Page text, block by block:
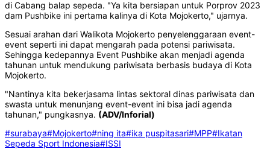
di Cabang balap sepeda. "Ya kita bersiapan untuk Porprov 2023
dam Pushbike ini pertama kalinya di Kota Mojokerto," ujarnya.
Sesuai arahan dari Walikota Mojokerto penyelenggaraan event-
event seperti ini dapat mengarah pada potensi pariwisata.
Sehingga kedepannya Event Pushbike akan menjadi agenda
tahunan untuk mendukung pariwisata berbasis budaya di Kota
Mojokerto.
"Nantinya kita bekerjasama lintas sektoral dinas pariwisata dan
swasta untuk menunjang event-event ini bisa jadi agenda
tahunan," pungkasnya. (ADV/Inforial)
#surabaya#Mojokerto#ning ita#ika puspitasari#MPP#Ikatan
Sepeda Sport Indonesia#ISSI